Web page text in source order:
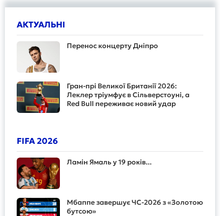
АКТУАЛЬНІ
Перенос концерту Дніпро
Гран-прі Великої Британії 2026:
Леклер тріумфує в Сільверстоуні, а
Red Bull переживає новий удар
FIFA 2026
Ламін Ямаль у 19 років...
Мбаппе завершує ЧС-2026 з «Золотою
бутсою»